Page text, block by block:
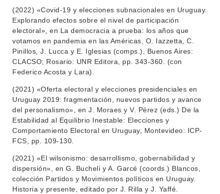
(2022) «Covid-19 y elecciones subnacionales en Uruguay.
Explorando efectos sobre el nivel de participación
electoral», en La democracia a prueba: los años que
votamos en pandemia en las Américas, O. Iazzetta, C.
Pinillos, J. Lucca y E. Iglesias (comps.), Buenos Aires:
CLACSO; Rosario: UNR Editora, pp. 343-360. (con
Federico Acosta y Lara).
(2021) «Oferta electoral y elecciones presidenciales en
Uruguay 2019: fragmentación, nuevos partidos y avance
del personalismo», en J. Moraes y V. Pérez (eds.) De la
Estabilidad al Equilibrio Inestable: Elecciones y
Comportamiento Electoral en Uruguay, Montevideo: ICP-
FCS, pp. 109-130.
(2021) «El wilsonismo: desarrollismo, gobernabilidad y
dispersión», en G. Bucheli y A. Garcé (coords.) Blancos,
colección Partidos y Movimientos políticos en Uruguay.
Historia y presente, editado por J. Rilla y J. Yaffé.